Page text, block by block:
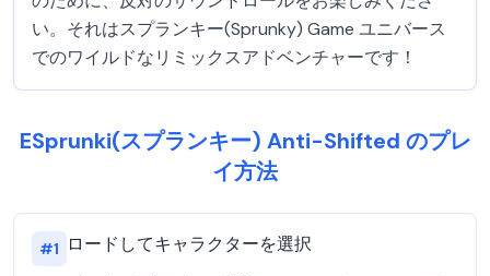
い。それはスプランキー(Sprunky) Game ユニバース
でのワイルドなリミックスアドベンチャーです！
ESprunki(スプランキー) Anti-Shifted のプレ
イ方法
#1 ロードしてキャラクターを選択